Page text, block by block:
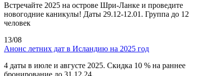
Встречайте 2025 на острове Шри-Ланке и проведите
новогодние каникулы! Даты 29.12-12.01. Группа до 12
человек
13/08
Анонс летних дат в Исландию на 2025 год
4 даты в июле и августе 2025. Скидка 10 % на раннее
бронирование до 31.12.24.